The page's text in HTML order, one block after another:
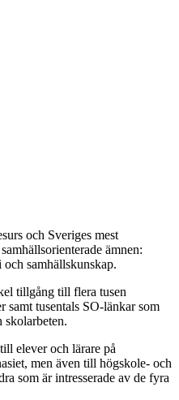
och Sveriges mest
ämnen:
samhällskunskap.
tillgång till flera tusen
samt tusentals SO-länkar som
skolarbeten.
elever och lärare på
men även till högskole- och
som är intresserade av de fyra